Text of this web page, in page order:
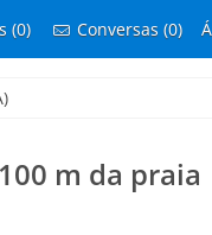
(0) Conversas (0)
m da praia